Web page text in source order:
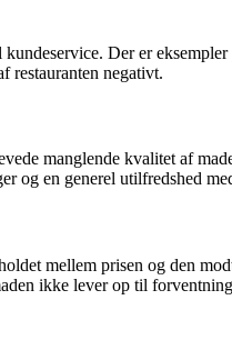
Der er
restauranten negativt.
manglende kvalitet af
og en generel utilfredshed
mellem prisen og den
ikke lever op til